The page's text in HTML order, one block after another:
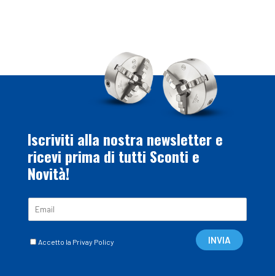
Iscriviti alla nostra newsletter e
ricevi prima di tutti Sconti e
Novità!
C Accetto la Privay Policy INVIA